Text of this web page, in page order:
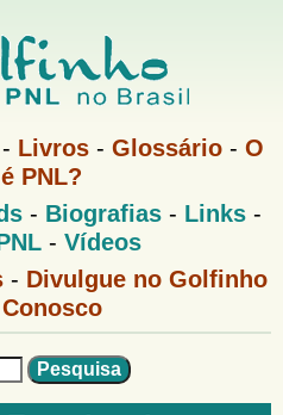
Livros- Glossário- O
PNL?
- Biografias- Links-
- Vídeos
- Divulgue no Golfinho